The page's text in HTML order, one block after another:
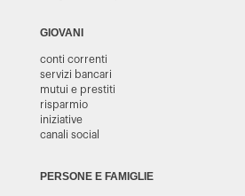
GIOVANI
conti correnti
servizi bancari
mutui e prestiti
risparmio
iniziative
canali social
PERSONE E FAMIGLIE